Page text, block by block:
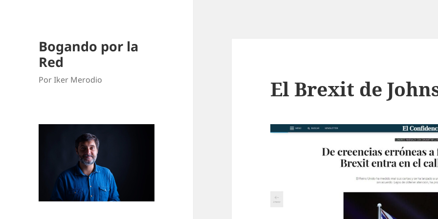
Bogando por la
Red
Por Iker Merodio El Brexit de